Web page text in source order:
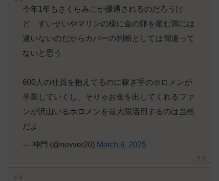
今年1年もさくらみこが優遇されるのだろうけ
ど、すいせいやマリンの様に金の卵を産む鶏には
違いないのだからカバーの判断としては間違って
ないと思う
600人の社員を抱えてるのに稼ぎ手のホロメンが
卒業していくし、そりゃお金を出してくれるファ
ンが沢山いるホロメンを最大限活用するのは当然
だよ
— 神門 (@novver20) March 9, 2025